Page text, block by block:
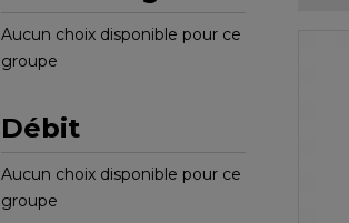
Aucun choix disponible pour ce
groupe
Débit
Aucun choix disponible pour ce
groupe